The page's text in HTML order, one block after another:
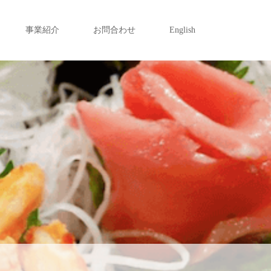
事業紹介 お問合わせ English